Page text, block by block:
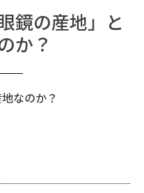
鏡の産地」と
か？
なのか？